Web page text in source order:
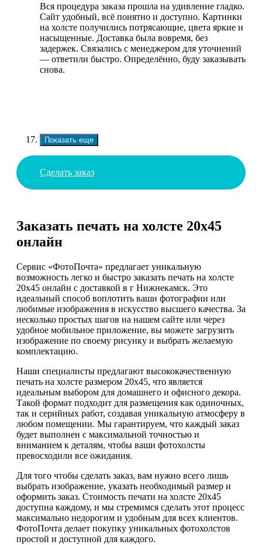
Вся процедура заказа прошла на удивление гладко.
Сайт удобный, всё понятно и доступно. Картинки
на холсте получились потрясающие, цвета яркие и
насыщенные. Доставка была вовремя, без
задержек. Связались с менеджером для уточнений
— ответили быстро. Определённо, буду заказывать
снова.
Показать еще
Сделать заказ
Заказать печать на холсте 20х45
онлайн
Сервис «ФотоПочта» предлагает уникальную
возможность легко и быстро заказать печать на холсте
20х45 онлайн с доставкой в г Нижнекамск. Это
идеальный способ воплотить ваши фотографии или
любимые изображения в искусство высшего качества. За
несколько простых шагов на нашем сайте или через
удобное мобильное приложение, вы можете загрузить
изображение по своему рисунку и выбрать желаемую
комплектацию.
Наши специалисты предлагают высококачественную
печать на холсте размером 20х45, что является
идеальным выбором для домашнего и офисного декора.
Такой формат подходит для размещения как одиночных,
так и серийных работ, создавая уникальную атмосферу в
любом помещении. Мы гарантируем, что каждый заказ
будет выполнен с максимальной точностью и
вниманием к деталям, чтобы ваши фотохолсты
превосходили все ожидания.
Для того чтобы сделать заказ, вам нужно всего лишь
выбрать изображение, указать необходимый размер и
оформить заказ. Стоимость печати на холсте 20х45
доступна каждому, и мы стремимся сделать этот процесс
максимально недорогим и удобным для всех клиентов.
ФотоПочта делает покупку уникальных фотохолстов
простой и доступной для каждого.